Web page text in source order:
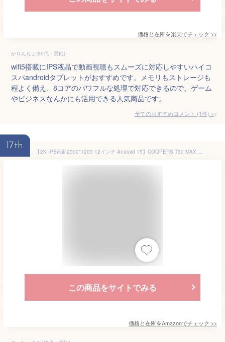
価格と在庫を楽天でチェック >>
かりんちょ(50代・男性)
wifi5搭載にIPS液晶で動画視聴もスムーズに対応しやすいハイコ
スパandroidタブレットがおすすめです。メモリもストレージも
程よく備え、8コアのパワフルな処理で対応できるので、ゲーム
やビジネスなんかにも活用できる人気商品です。
全てのおすすめコメント (1件) >
17th
【2K IPS画面2000*1200 12インチ Android 15】COOPERS T30 MAX Tablet タブレット アンドロイド15 T615 8コアCPU Antutu 290,000点+ 20GBメモリ（6GB物理+14GB仮想）+128GBストレージ+1TB拡張 8000mAh+Type-C20W急速充電 2.4/5GHzWi-Fi+GMS認証+GPS+無線投影+顔認識+OTG
この商品をサイトでみる
価格と在庫をAmazonでチェック >>